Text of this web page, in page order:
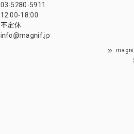
03-5280-5911
12:00-18:00
不定休
info@magnif.jp